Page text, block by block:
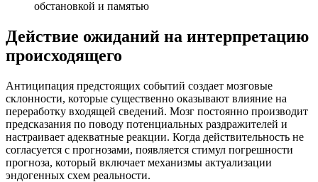
обстановкой и памятью
Действие ожиданий на интерпретацию
происходящего
Антиципация предстоящих событий создает мозговые
склонности, которые существенно оказывают влияние на
переработку входящей сведений. Мозг постоянно производит
предсказания по поводу потенциальных раздражителей и
настраивает адекватные реакции. Когда действительность не
согласуется с прогнозами, появляется стимул погрешности
прогноза, который включает механизмы актуализации
эндогенных схем реальности.